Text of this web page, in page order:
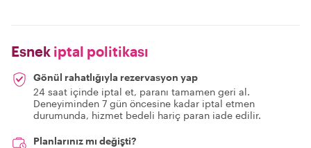
Esnek iptal politikası
Gönül rahatlığıyla rezervasyon yap
24 saat içinde iptal et, paranı tamamen geri al.
Deneyiminden 7 gün öncesine kadar iptal etmen
durumunda, hizmet bedeli hariç paran iade edilir.
Planlarınız mı değişti?